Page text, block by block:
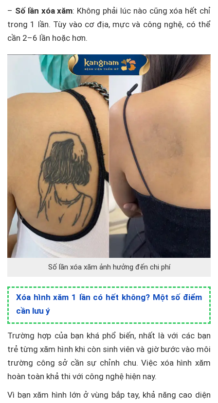
– Số lần xóa xăm: Không phải lúc nào cũng xóa hết chỉ
trong 1 lần. Tùy vào cơ địa, mực và công nghệ, có thể
cần 2–6 lần hoặc hơn.
Số lần xóa xăm ảnh hưởng đến chi phí
Xóa hình xăm 1 lần có hết không? Một số điểm
cần lưu ý
Trường hợp của bạn khá phổ biến, nhất là với các bạn
trẻ từng xăm hình khi còn sinh viên và giờ bước vào môi
trường công sở cần sự chỉnh chu. Việc xóa hình xăm
hoàn toàn khả thi với công nghệ hiện nay.
Vì bạn xăm hình lớn ở vùng bắp tay, khả năng cao diện